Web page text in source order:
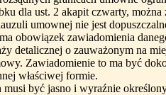
dla ust. 2 akapit czwarty, można
umownej nie jest
obowiązek zawiadomienia
detalicznej o zauważonym na
Zawiadomienie to ma być
właściwej formie.
musi być jasno i wyraźnie